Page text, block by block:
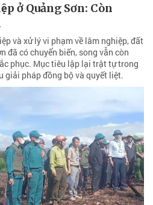
ở Quảng Sơn: Còn
và xử lý vi phạm về lâm nghiệp, đất
đã có chuyển biến, song vẫn còn
phục. Mục tiêu lập lại trật tự trong
giải pháp đồng bộ và quyết liệt.